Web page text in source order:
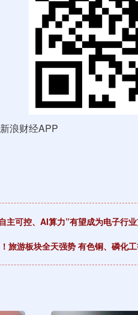
浪财经APP
主可控、AI算力”有望成为电子行
旅游板块全天强势 有色铜、磷化